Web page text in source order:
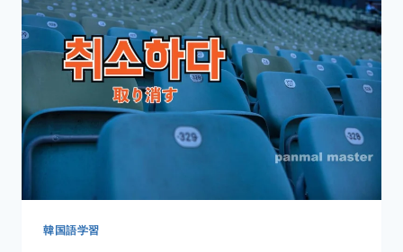
意
味
と
使
い
方
韓国語学習